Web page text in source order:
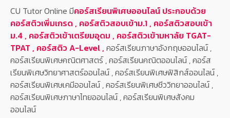
CU Tutor Online มีคอร์สเรียนพิเศษออนไลน์ ประกอบด้วย
คอร์สติวเพิ่มเกรด , คอร์สติวสอบเข้าม.1 , คอร์สติวสอบเข้า
ม.4 , คอร์สติวเข้าเตรียมอุดม , คอร์สติวเข้ามหาลัย TGAT-
TPAT , คอร์สติว A-Level , คอร์สเรียนภาษาอังกฤษออนไลน์ ,
คอร์สเรียนพิเศษคณิตศาสตร์ , คอร์สเรียนคณิตออนไลน์ , คอร์ส
เรียนพิเศษวิทยาศาสตร์ออนไลน์ , คอร์สเรียนพิเศษฟิสิกส์ออนไลน์ ,
คอร์สเรียนพิเศษเคมีออนไลน์ , คอร์สเรียนพิเศษชีววิทยาออนไลน์ ,
คอร์สเรียนพิเศษภาษาไทยออนไลน์ , คอร์สเรียนพิเศษสังคม
ออนไลน์